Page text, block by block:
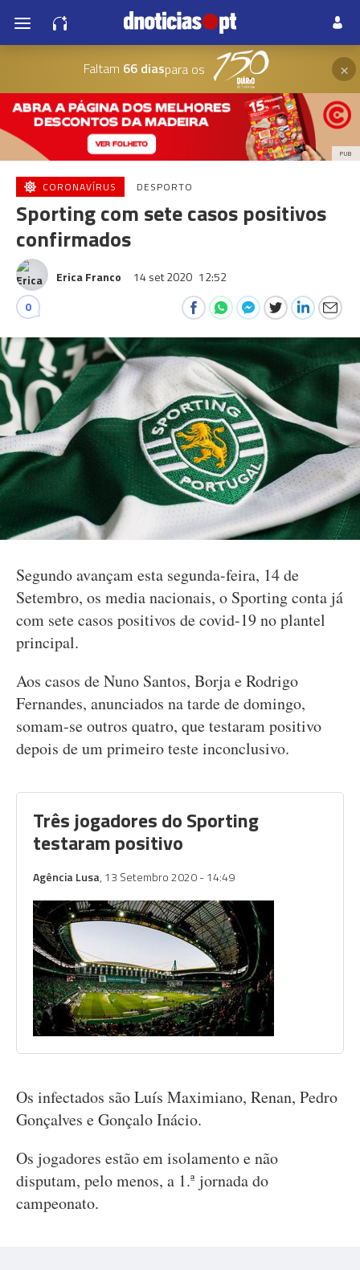
Faltam 66 diaspara os ×
PUB
CORONAVÍRUS DESPORTO
Sporting com sete casos positivos
confirmados
Erica Franco 14 set 2020 12:52
0
Segundo avançam esta segunda-feira, 14 de
Setembro, os media nacionais, o Sporting conta já
com sete casos positivos de covid-19 no plantel
principal.
Aos casos de Nuno Santos, Borja e Rodrigo
Fernandes, anunciados na tarde de domingo,
somam-se outros quatro, que testaram positivo
depois de um primeiro teste inconclusivo.
Três jogadores do Sporting
testaram positivo
Agência Lusa, 13 Setembro 2020 - 14:49
Os infectados são Luís Maximiano, Renan, Pedro
Gonçalves e Gonçalo Inácio.
Os jogadores estão em isolamento e não
disputam, pelo menos, a 1.ª jornada do
campeonato.